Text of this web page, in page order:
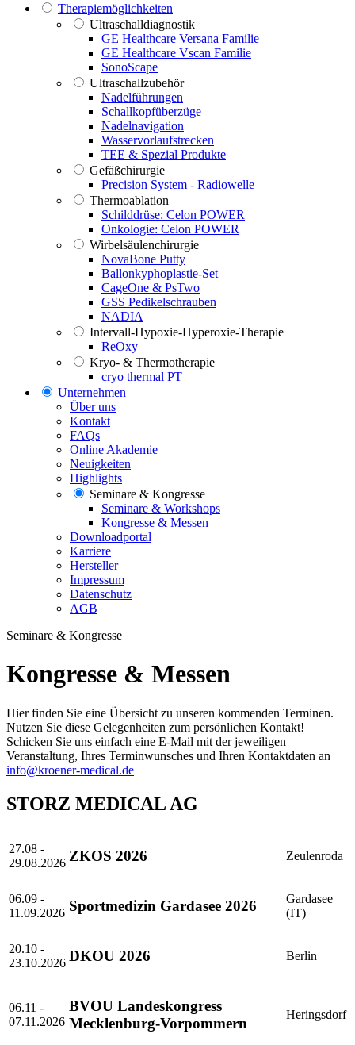
Therapiemöglichkeiten
Ultraschalldiagnostik
GE Healthcare Versana Familie
GE Healthcare Vscan Familie
SonoScape
Ultraschallzubehör
Nadelführungen
Schallkopfüberzüge
Nadelnavigation
Wasservorlaufstrecken
TEE & Spezial Produkte
Gefäßchirurgie
Precision System - Radiowelle
Thermoablation
Schilddrüse: Celon POWER
Onkologie: Celon POWER
Wirbelsäulenchirurgie
NovaBone Putty
Ballonkyphoplastie-Set
CageOne & PsTwo
GSS Pedikelschrauben
NADIA
Intervall-Hypoxie-Hyperoxie-Therapie
ReOxy
Kryo- & Thermotherapie
cryo thermal PT
Unternehmen
Über uns
Kontakt
FAQs
Online Akademie
Neuigkeiten
Highlights
Seminare & Kongresse
Seminare & Workshops
Kongresse & Messen
Downloadportal
Karriere
Hersteller
Impressum
Datenschutz
AGB
Seminare & Kongresse
Kongresse & Messen
Hier finden Sie eine Übersicht zu unseren kommenden Terminen.
Nutzen Sie diese Gelegenheiten zum persönlichen Kontakt!
Schicken Sie uns einfach eine E-Mail mit der jeweiligen
Veranstaltung, Ihres Terminwunsches und Ihren Kontaktdaten an
info@kroener-medical.de
STORZ MEDICAL AG
27.08 -
29.08.2026 ZKOS 2026 Zeulenroda
06.09 -
11.09.2026 Sportmedizin Gardasee 2026
Gardasee
(IT)
20.10 -
23.10.2026 DKOU 2026 Berlin
06.11 -
07.11.2026
BVOU Landeskongress
Mecklenburg-Vorpommern
Heringsdorf